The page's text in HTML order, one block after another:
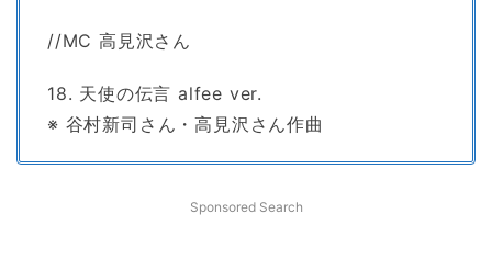
//MC 高見沢さん
18. 天使の伝言 alfee ver.
※ 谷村新司さん・高見沢さん作曲
Sponsored Search